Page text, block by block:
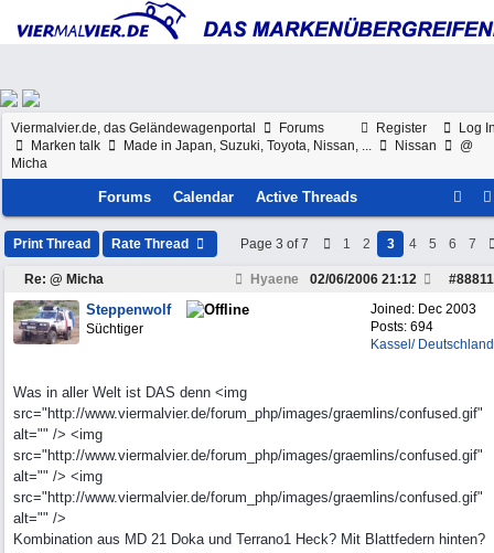
Register Log
Viermalvier.de, das Geländewagenportal
Forums
Marken talk
Made in Japan, Suzuki, Toyota, Nissan, ... Nissan
@
Micha
Forums Calendar Active Threads
Print Thread Rate Thread Page 3 of 7 1 2 3 4 5 6 7
Re: @ Micha Hyaene #88811
02/06/2006 21:12
Joined: Dec 2003
Posts: 694
Kassel/ Deutschland
Steppenwolf
Süchtiger
Was in aller Welt ist DAS denn <img
src="http://www.viermalvier.de/forum_php/images/graemlins/confused.gif"
alt="" /> <img
src="http://www.viermalvier.de/forum_php/images/graemlins/confused.gif"
alt="" /> <img
src="http://www.viermalvier.de/forum_php/images/graemlins/confused.gif"
alt="" />
Kombination aus MD 21 Doka und Terrano1 Heck? Mit Blattfedern hinten?